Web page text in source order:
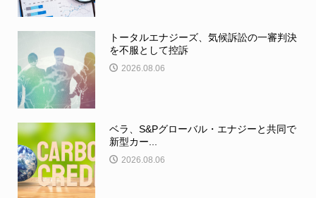
トータルエナジーズ、気候訴訟の一審判決
を不服として控訴
2026.08.06
ベラ、S&Pグローバル・エナジーと共同で
新型カー...
2026.08.06